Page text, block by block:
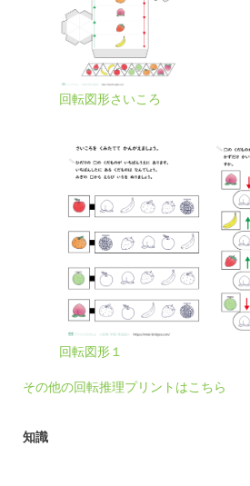
回転図形さいころ
回転図形１
その他の回転推理プリントはこちら
知識